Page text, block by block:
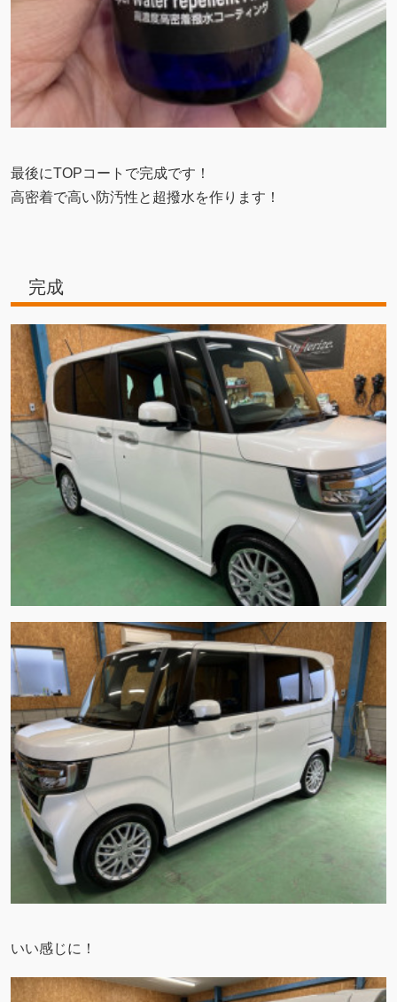
最後にTOPコートで完成です！
高密着で高い防汚性と超撥水を作ります！
完成
いい感じに！